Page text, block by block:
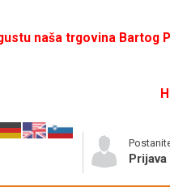
naša trgovina Bartog
Prijava